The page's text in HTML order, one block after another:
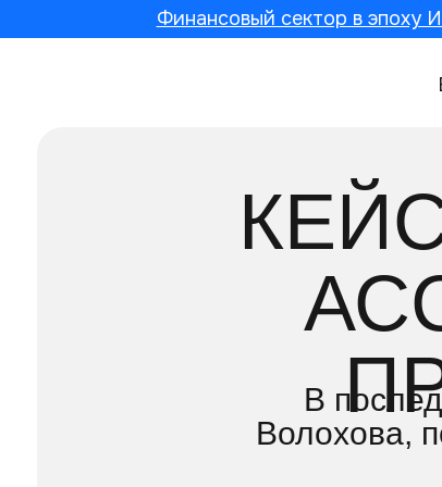
Финансовый сектор в эпоху
В
Волохова,